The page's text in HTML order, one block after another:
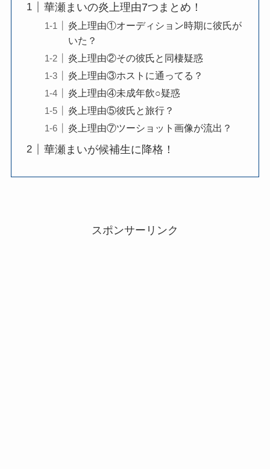
華瀬まいの炎上理由7つまとめ！
炎上理由①オーディション時期に彼氏が
いた？
炎上理由②その彼氏と同棲疑惑
炎上理由③ホストに通ってる？
炎上理由④未成年飲○疑惑
炎上理由⑤彼氏と旅行？
炎上理由⑦ツーショット画像が流出？
華瀬まいが候補生に降格！
スポンサーリンク